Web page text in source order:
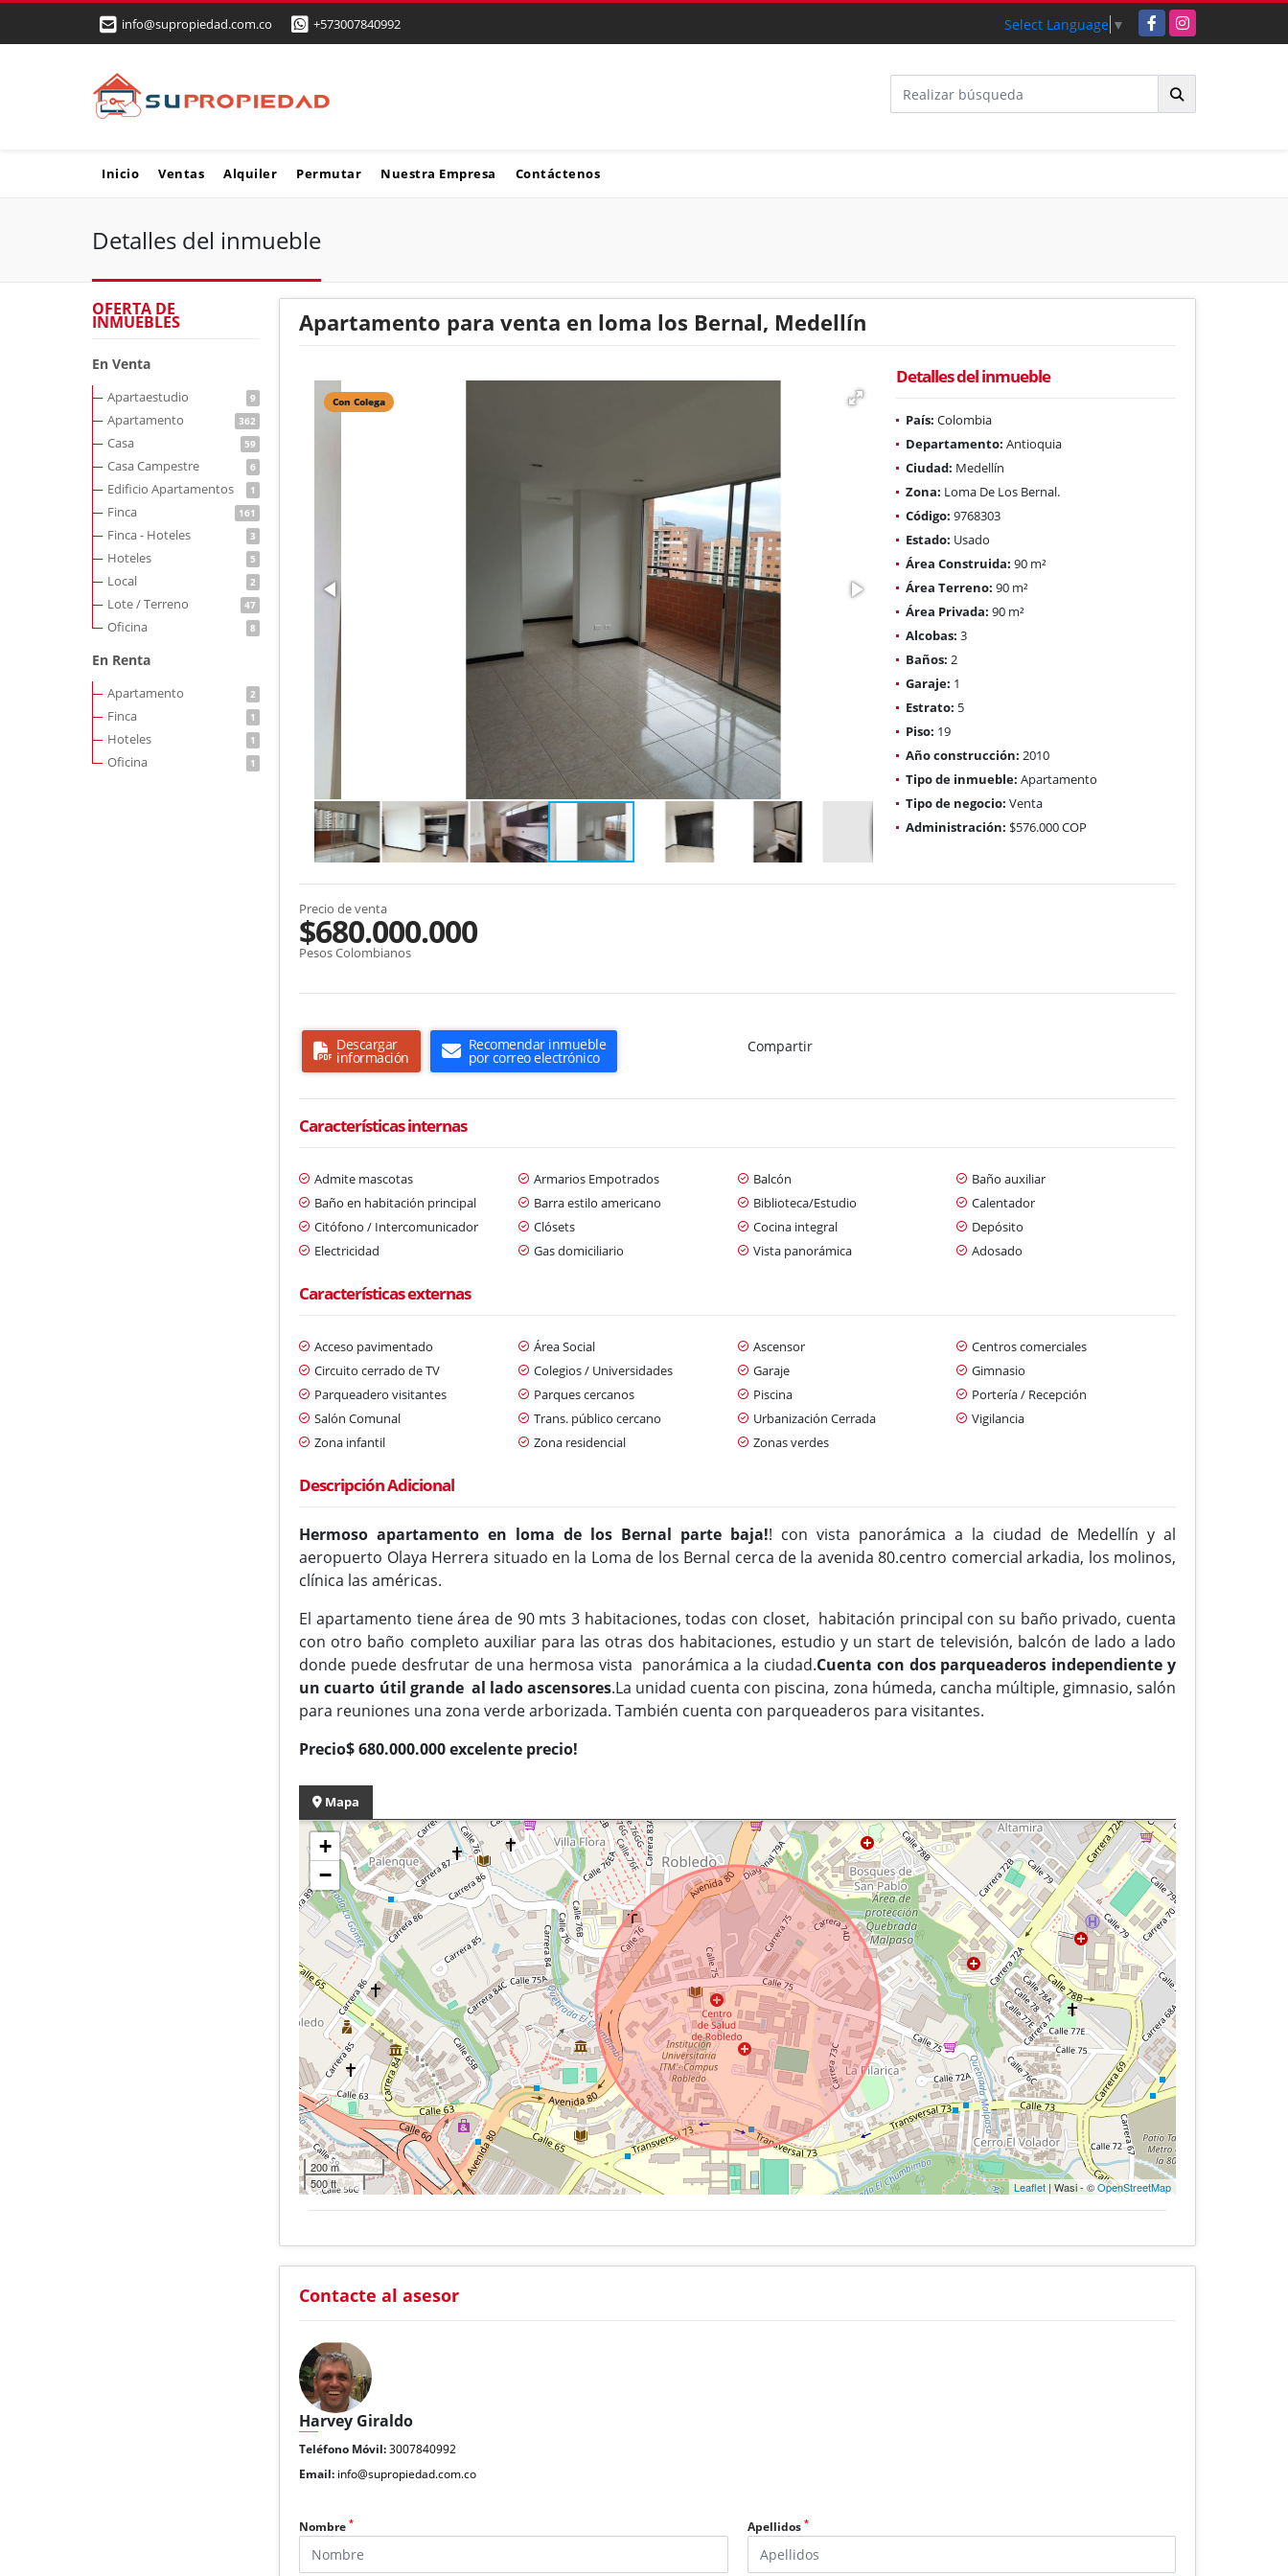
info@supropiedad.com.co +573007840992 Select Language ▼ FacebookInstagram
Inicio Ventas Alquiler Permutar Nuestra Empresa Contáctenos
Detalles del inmueble
OFERTA DE
INMUEBLES
En Venta
Apartaestudio 9
Apartamento 362
Casa 59
Casa Campestre 6
Edificio Apartamentos 1
Finca 161
Finca - Hoteles 3
Hoteles 5
Local 2
Lote / Terreno 47
Oficina 8
En Renta
Apartamento 2
Finca 1
Hoteles 1
Oficina 1
Apartamento para venta en loma los Bernal, Medellín
Con Colega
Detalles del inmueble
País: Colombia
Departamento: Antioquia
Ciudad: Medellín
Zona: Loma De Los Bernal.
Código: 9768303
Estado: Usado
Área Construida: 90 m²
Área Terreno: 90 m²
Área Privada: 90 m²
Alcobas: 3
Baños: 2
Garaje: 1
Estrato: 5
Piso: 19
Año construcción: 2010
Tipo de inmueble: Apartamento
Tipo de negocio: Venta
Administración: $576.000 COP
Precio de venta
$680.000.000
Pesos Colombianos
Descargar
información
Recomendar inmueble
por correo electrónico
Compartir
Características internas
Admite mascotas Armarios Empotrados Balcón
Baño auxiliar
Baño en habitación principal
Barra estilo americano Biblioteca/Estudio
Calentador
Citófono / Intercomunicador
Clósets Cocina integral
Depósito
Electricidad
Gas domiciliario Vista panorámica Adosado
Características externas
Acceso pavimentado Área Social Ascensor
Centros comerciales
Circuito cerrado de TV
Colegios / Universidades Garaje
Gimnasio
Parqueadero visitantes
Parques cercanos Piscina
Portería / Recepción
Salón Comunal
Trans. público cercano Urbanización Cerrada
Vigilancia
Zona infantil
Zona residencial Zonas verdes
Descripción Adicional
Hermoso apartamento en loma de los Bernal parte baja!! con vista panorámica a la ciudad de Medellín y al
aeropuerto Olaya Herrera situado en la Loma de los Bernal cerca de la avenida 80.centro comercial arkadia, los molinos,
clínica las américas.
El apartamento tiene área de 90 mts 3 habitaciones, todas con closet, habitación principal con su baño privado, cuenta
con otro baño completo auxiliar para las otras dos habitaciones, estudio y un start de televisión, balcón de lado a lado
donde puede desfrutar de una hermosa vista panorámica a la ciudad.Cuenta con dos parqueaderos independiente y
un cuarto útil grande al lado ascensores.La unidad cuenta con piscina, zona húmeda, cancha múltiple, gimnasio, salón
para reuniones una zona verde arborizada. También cuenta con parqueaderos para visitantes.
Precio$ 680.000.000 excelente precio!
Mapa
+
−
200 m
500 ft
Leaflet| Wasi - ©OpenStreetMap
Contacte al asesor
Harvey Giraldo
Teléfono Móvil:3007840992
Email: info@supropiedad.com.co
Nombre* Apellidos *